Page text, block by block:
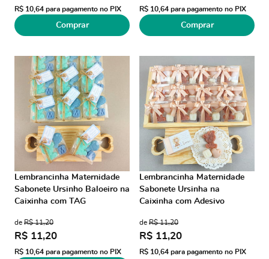
R$ 10,64 para pagamento no PIX
Comprar
R$ 10,64 para pagamento no PIX
Comprar
Lembrancinha Maternidade
Sabonete Ursinho Baloeiro na
Caixinha com TAG
de R$ 11,20
R$ 11,20
R$ 10,64 para pagamento no PIX
Lembrancinha Maternidade
Sabonete Ursinha na
Caixinha com Adesivo
de R$ 11,20
R$ 11,20
R$ 10,64 para pagamento no PIX